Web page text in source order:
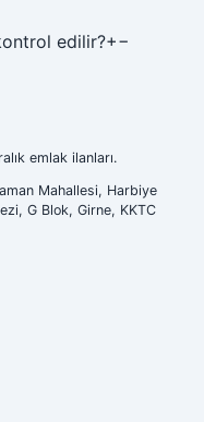
edilir?+−
emlak ilanları.
Mahallesi, Harbiye
G Blok, Girne, KKTC